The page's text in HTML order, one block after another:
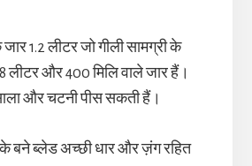
1.2 लीटर जो गीली सामग्री के
लीटर और 400 मिलि वाले जार हैं।
और चटनी पीस सकती हैं।
बने ब्लेड अच्छी धार और ज़ंग रहित